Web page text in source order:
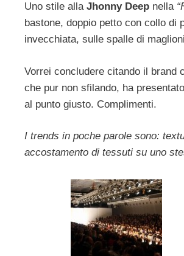
Uno stile alla Jhonny Deep nella
bastone, doppio petto con collo
invecchiata, sulle spalle di
Vorrei concludere citando il brand
che pur non sfilando, ha
al punto giusto. Complimenti.
I trends in poche parole sono:
accostamento di tessuti su uno